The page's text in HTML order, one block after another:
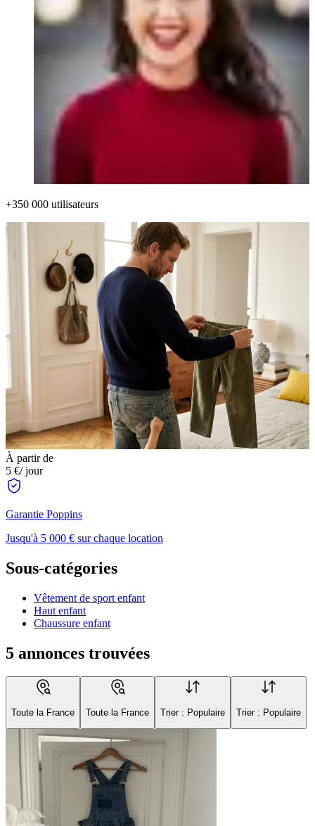
+350 000 utilisateurs
À partir de
5 €/ jour
Garantie Poppins
Jusqu'à 5 000 € sur chaque location
Sous-catégories
Vêtement de sport enfant
Haut enfant
Chaussure enfant
5 annonces trouvées
Toute la France Toute la France Trier : Populaire Trier : Populaire